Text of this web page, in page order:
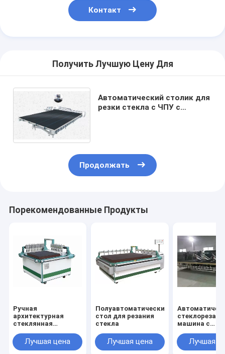
Контакт
Получить Лучшую Цену Для
Автоматический столик для
резки стекла с ЧПУ с
Продолжать
Порекомендованные Продукты
Ручная
архитектурная
стеклянная
Лучшая цена
Полуавтоматический
стол для резания
стекла
Лучшая цена
машина с
загрузкой и
разрывом
Лучшая